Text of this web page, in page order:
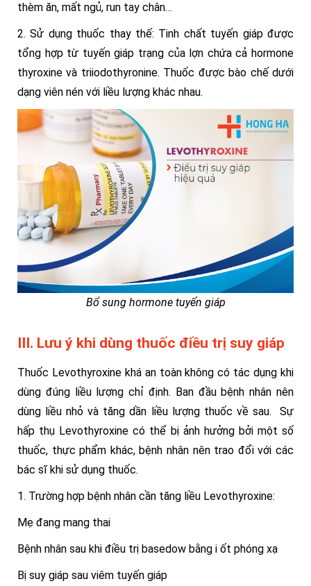
thèm ăn, mất ngủ, run tay chân…
2. Sử dụng thuốc thay thế: Tinh chất tuyến giáp được
tổng hợp từ tuyến giáp trạng của lợn chứa cả hormone
thyroxine và triiodothyronine. Thuốc được bào chế dưới
dạng viên nén với liều lượng khác nhau.
Bổ sung hormone tuyến giáp
III. Lưu ý khi dùng thuốc điều trị suy giáp
Thuốc Levothyroxine khá an toàn không có tác dụng khi
dùng đúng liều lượng chỉ định. Ban đầu bệnh nhân nên
dùng liều nhỏ và tăng dần liều lượng thuốc về sau. Sự
hấp thụ Levothyroxine có thể bị ảnh hưởng bởi một số
thuốc, thực phẩm khác, bệnh nhân nên trao đổi với các
bác sĩ khi sử dụng thuốc.
1. Trường hợp bệnh nhân cần tăng liều Levothyroxine:
Mẹ đang mang thai
Bệnh nhân sau khi điều trị basedow bằng i ốt phóng xạ
Bị suy giáp sau viêm tuyến giáp